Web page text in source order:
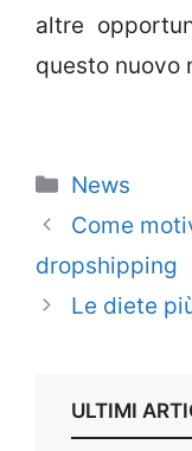
altre
questo nuovo
Categorie
News
Come
dropshipping
Le diete
ULTIMI